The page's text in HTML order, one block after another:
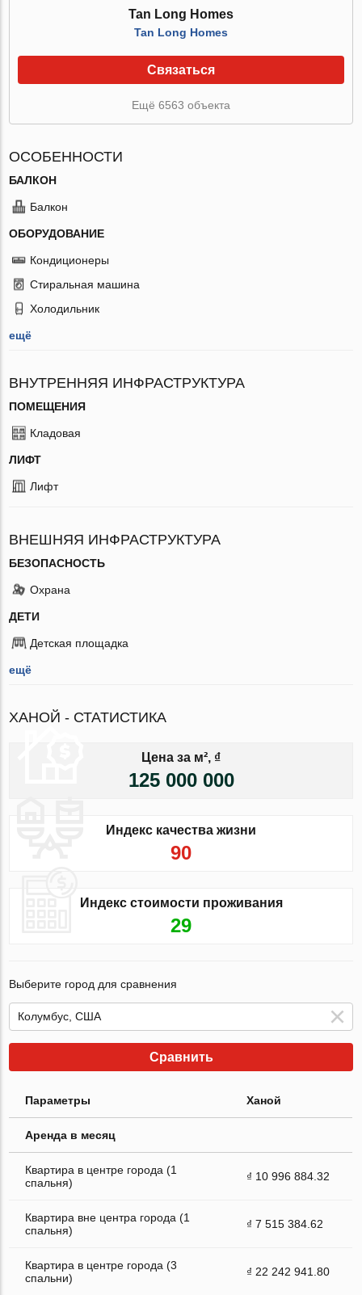
Tan Long Homes
Tan Long Homes
Связаться
Ещё 6563 объекта
ОСОБЕННОСТИ
БАЛКОН
Балкон
ОБОРУДОВАНИЕ
Кондиционеры
Стиральная машина
Холодильник
ещё
ВНУТРЕННЯЯ ИНФРАСТРУКТУРА
ПОМЕЩЕНИЯ
Кладовая
ЛИФТ
Лифт
ВНЕШНЯЯ ИНФРАСТРУКТУРА
БЕЗОПАСНОСТЬ
Охрана
ДЕТИ
Детская площадка
ещё
ХАНОЙ - СТАТИСТИКА
Цена за м², ₫
125 000 000
Индекс качества жизни
90
Индекс стоимости проживания
29
Выберите город для сравнения
Сравнить
Параметры Ханой
Аренда в месяц
Квартира в центре города (1
спальня)
₫ 10 996 884.32
Квартира вне центра города (1
спальня)
₫ 7 515 384.62
Квартира в центре города (3
спальни)
₫ 22 242 941.80